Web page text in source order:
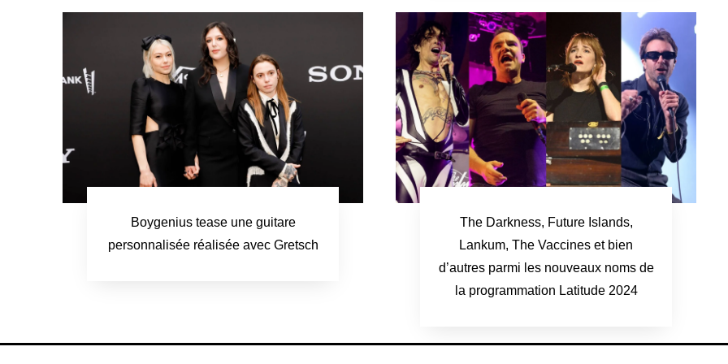
Boygenius tease une guitare
personnalisée réalisée avec Gretsch
The Darkness, Future Islands,
Lankum, The Vaccines et bien
d’autres parmi les nouveaux noms de
la programmation Latitude 2024